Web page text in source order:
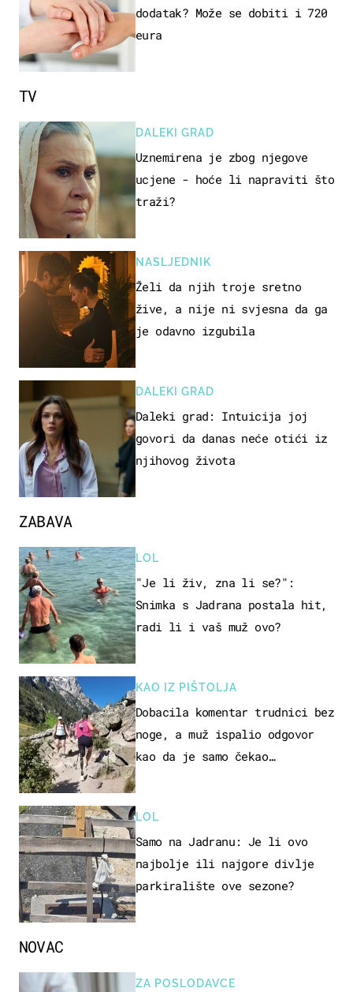
dodatak? Može se dobiti i 720
eura
ZABAVA
LOL
"Je li živ, zna li se?":
Snimka s Jadrana postala hit,
radi li i vaš muž ovo?
KAO IZ PIŠTOLJA
Dobacila komentar trudnici bez
noge, a muž ispalio odgovor
kao da je samo čekao…
LOL
Samo na Jadranu: Je li ovo
najbolje ili najgore divlje
parkiralište ove sezone?
TV
DALEKI GRAD
Uznemirena je zbog njegove
ucjene - hoće li napraviti što
traži?
NASLJEDNIK
Želi da njih troje sretno
žive, a nije ni svjesna da ga
je odavno izgubila
DALEKI GRAD
Daleki grad: Intuicija joj
govori da danas neće otići iz
njihovog života
NOVAC
ZA POSLODAVCE